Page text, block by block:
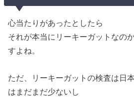
心当たりがあったとしたら
それが本当にリーキーガットなの
すよね。
ただ、リーキーガットの検査は日
はまだまだ少ないし